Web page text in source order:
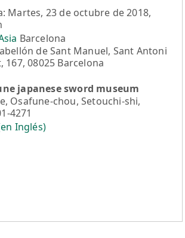
Martes, 23 de octubre de 2018,
Barcelona
de Sant Manuel, Sant Antoni
167, 08025 Barcelona
japanese sword museum
Osafune-chou, Setouchi-shi,
4271
Inglés)